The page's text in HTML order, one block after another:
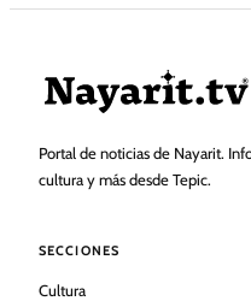
Portal de noticias de Nayarit.
cultura y más desde Tepic.
SECCIONES
Cultura